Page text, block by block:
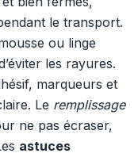
le transport.
ou linge
les rayures.
marqueurs et
Le remplissage
ne pas écraser,
astuces